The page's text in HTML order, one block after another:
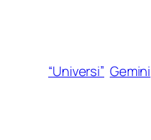
“Universi” Gemini